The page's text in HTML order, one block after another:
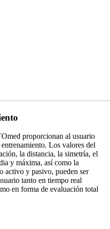
proporcionan al usuario
Los valores del
la distancia, la simetría, el
y máxima, así como la
activo y pasivo, pueden ser
tanto en tiempo real
en forma de evaluación total